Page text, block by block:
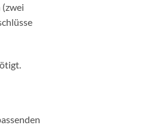
(zwei